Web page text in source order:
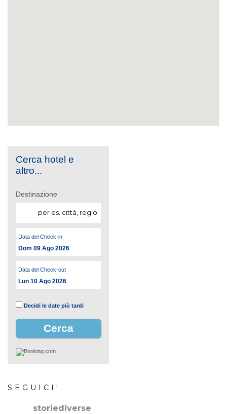
Cerca hotel e
altro...
Destinazione
Data del Check-in
Dom 09 Ago 2026
Data del Check-out
Lun 10 Ago 2026
Decidi le date più tardi
SEGUICI!
storiediverse